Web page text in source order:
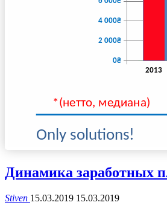
Динамика заработных
Stiven 15.03.2019 15.03.2019